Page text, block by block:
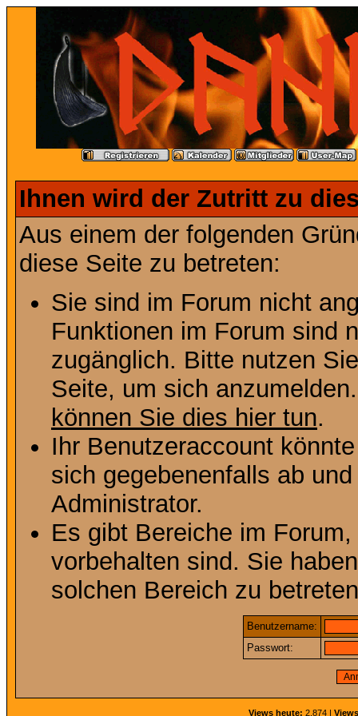
Ihnen wird der Zutritt zu
Aus einem der folgenden
diese Seite zu betreten:
Sie sind im Forum nicht
Funktionen im Forum sind
zugänglich. Bitte nutzen
Seite, um sich
können Sie dies hier tun.
Ihr Benutzeraccount
sich gegebenenfalls ab
Administrator.
Es gibt Bereiche im
vorbehalten sind. Sie
solchen Bereich zu
Benutzername:
Passwort:
Views heute: 2.874 |